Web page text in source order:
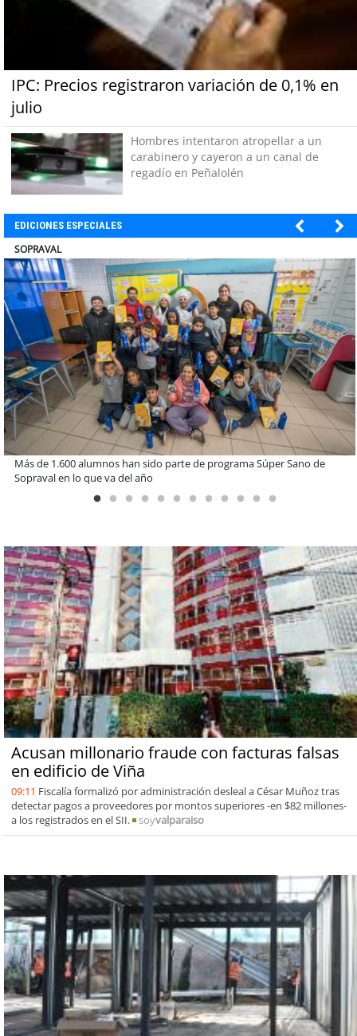
IPC: Precios registraron variación de 0,1% en
julio
Hombres intentaron atropellar a un
carabinero y cayeron a un canal de
regadío en Peñalolén
EDICIONES ESPECIALES
ULTRAPORT
Estudiantes de la UCN desarrollan tecnología para modernizar la
operación de Ultraport Coquimbo
Acusan millonario fraude con facturas falsas
en edificio de Viña
09:11 Fiscalía formalizó por administración desleal a César Muñoz tras
detectar pagos a proveedores por montos superiores -en $82 millones-
a los registrados en el SII.
soyvalparaiso